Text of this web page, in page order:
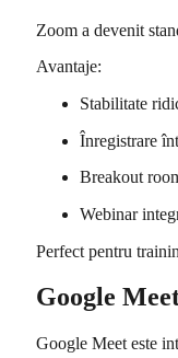
Zoom a devenit
Avantaje:
Stabilitate
Înregistrare
Breakout
Webinar
Perfect pentru
Google
Google Meet este